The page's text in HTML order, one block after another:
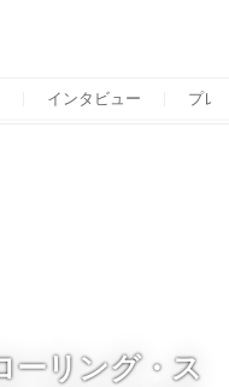
インタビュー プレ
ーリング・ス